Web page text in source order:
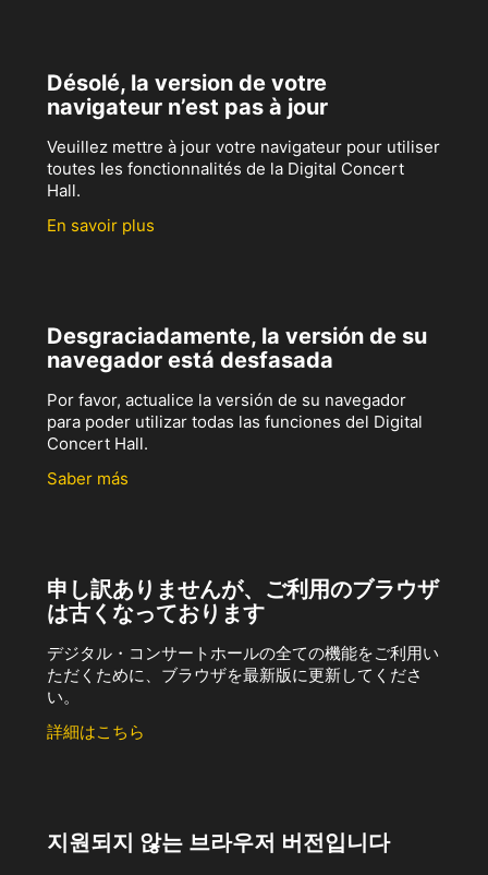
Désolé, la version de votre
navigateur n’est pas à jour
Veuillez mettre à jour votre navigateur pour utiliser
toutes les fonctionnalités de la Digital Concert
Hall.
En savoir plus
Desgraciadamente, la versión de su
navegador está desfasada
Por favor, actualice la versión de su navegador
para poder utilizar todas las funciones del Digital
Concert Hall.
Saber más
申し訳ありませんが、ご利用のブラウザ
は古くなっております
デジタル・コンサートホールの全ての機能をご利用い
ただくために、ブラウザを最新版に更新してくださ
い。
詳細はこちら
지원되지 않는 브라우저 버전입니다